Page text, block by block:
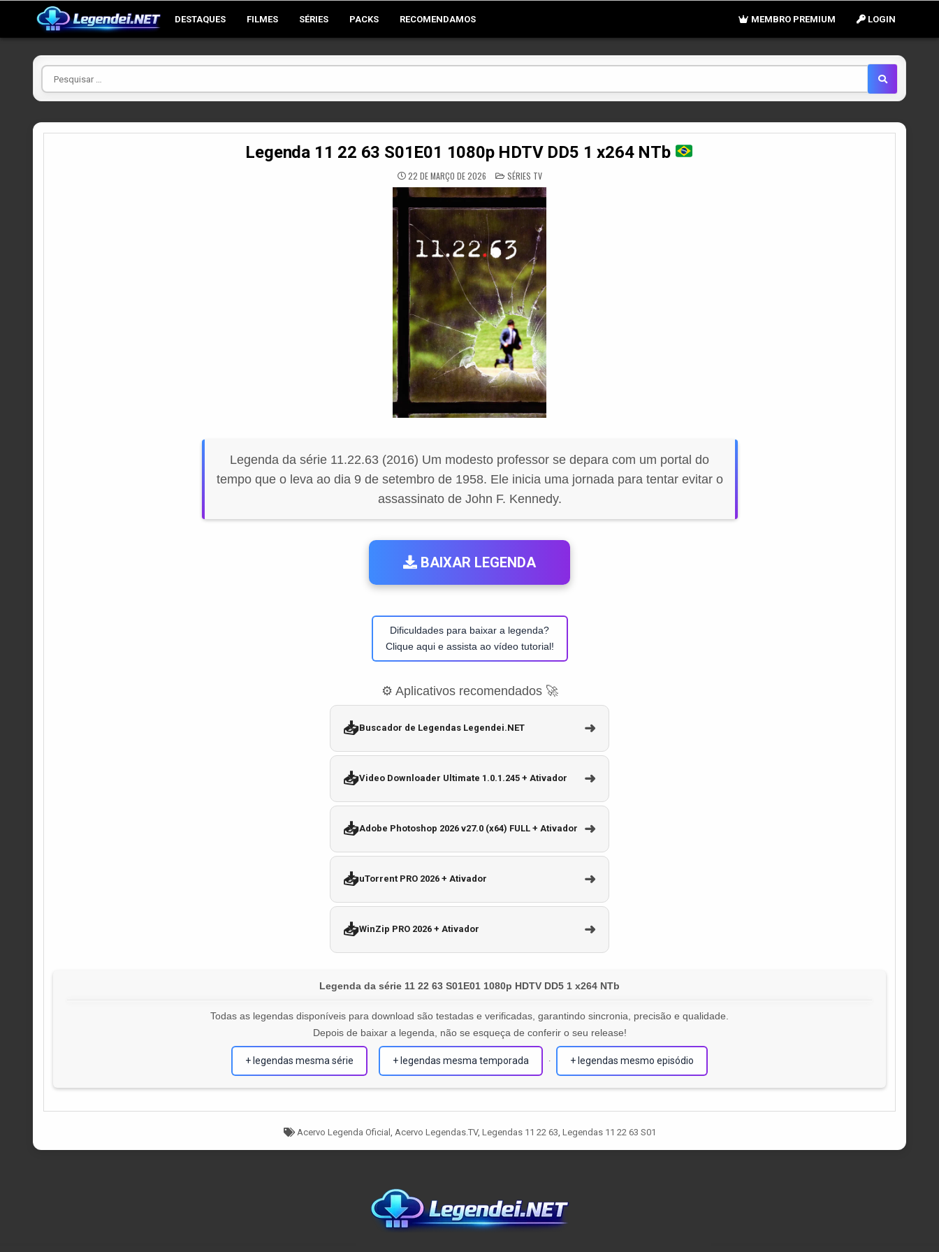
DESTAQUES FILMES SÉRIES PACKS RECOMENDAMOS LOGIN
MEMBRO PREMIUM
Pesquisar
por
Legenda 11 22 63 S01E01 1080p HDTV DD5 1 x264 NTb
22 DE MARÇO DE 2026 POSTED
IN
SÉRIES TV
Legenda da série 11.22.63 (2016) Um modesto professor se depara com um portal do
tempo que o leva ao dia 9 de setembro de 1958. Ele inicia uma jornada para tentar evitar o
assassinato de John F. Kennedy.
BAIXAR LEGENDA
Dificuldades para baixar a legenda?
Clique aqui e assista ao vídeo tutorial!
⚙️ Aplicativos recomendados 🚀
📥Buscador de Legendas Legendei.NET ➜
📥Video Downloader Ultimate 1.0.1.245 + Ativador ➜
📥Adobe Photoshop 2026 v27.0 (x64) FULL + Ativador ➜
📥uTorrent PRO 2026 + Ativador ➜
📥WinZip PRO 2026 + Ativador ➜
Legenda da série 11 22 63 S01E01 1080p HDTV DD5 1 x264 NTb
Todas as legendas disponíveis para download são testadas e verificadas, garantindo sincronia, precisão e qualidade.
Depois de baixar a legenda, não se esqueça de conferir o seu release!
+ legendas mesma série + legendas mesma temporada · + legendas mesmo episódio
Tagged
Acervo Legenda Oficial Acervo Legendas.TV, Legendas 11 22 63 Legendas 11 22 63 S01